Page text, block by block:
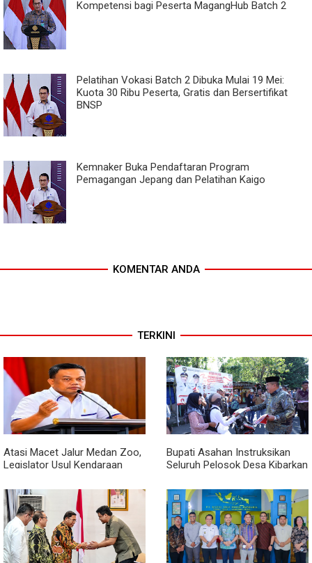
Kompetensi bagi Peserta MagangHub Batch 2
Pelatihan Vokasi Batch 2 Dibuka Mulai 19 Mei:
Kuota 30 Ribu Peserta, Gratis dan Bersertifikat
BNSP
Kemnaker Buka Pendaftaran Program
Pemagangan Jepang dan Pelatihan Kaigo
KOMENTAR ANDA
TERKINI
Atasi Macet Jalur Medan Zoo,
Legislator Usul Kendaraan
Royal Sumatera
Bupati Asahan Instruksikan
Seluruh Pelosok Desa Kibarkan